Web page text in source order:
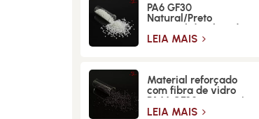
PA6 GF30
Natural/Preto
Material de Fibra de
Vidro de Alta
LEIA MAIS
Material reforçado
com fibra de vidro
PA66 GF30 para maior
resistência e
LEIA MAIS